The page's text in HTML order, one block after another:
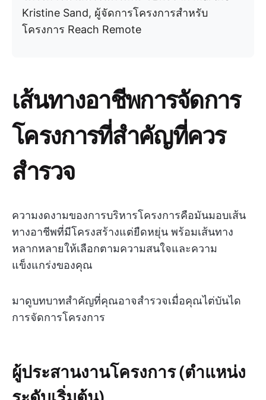
Kristine Sand, ผู้จัดการโครงการสำหรับ
โครงการ Reach Remote
เส้นทางอาชีพการจัดการ
โครงการที่สำคัญที่ควร
สำรวจ
ความงดงามของการบริหารโครงการคือมันมอบเส้น
ทางอาชีพที่มีโครงสร้างแต่ยืดหยุ่น พร้อมเส้นทาง
หลากหลายให้เลือกตามความสนใจและความ
แข็งแกร่งของคุณ
มาดูบทบาทสำคัญที่คุณอาจสำรวจเมื่อคุณไต่บันได
การจัดการโครงการ
ผู้ประสานงานโครงการ (ตำแหน่ง